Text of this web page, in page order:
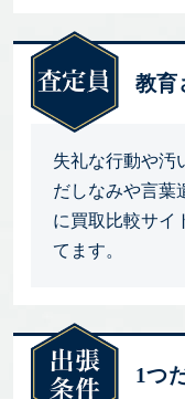
教育
失礼な行動や汚
だしなみや言葉
に買取比較サイ
てます。
1つ